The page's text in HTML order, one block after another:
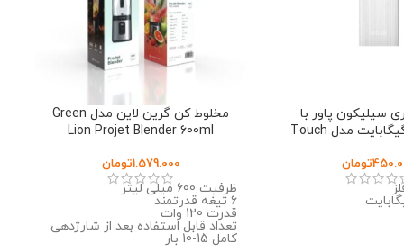
سیلیکون پاور با
ظرفیت 64 گیگابایت مدل Touch
تومان
مخلوط کن گرین لاین مدل Green
Lion Projet Blender 600ml
1.579.000تومان
ظرفیت 600 میلی لیتر
6 تیغه قدرتمند
قدرت 120 وات
تعداد قابل استفاده بعد از شارژدهی
کامل 15-10 بار